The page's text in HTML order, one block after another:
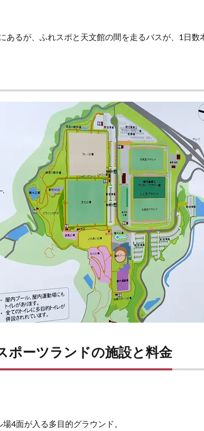
あるが、ふれスポと天文館の間を走るバスが、1日数
ポーツランドの施設と料金
4面が入る多目的グラウンド。